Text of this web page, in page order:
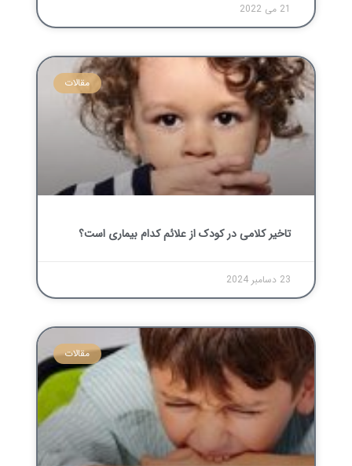
21 می 2022
مقالات
تاخیر کلامی در کودک از علائم کدام بیماری است؟
23 دسامبر 2024
مقالات